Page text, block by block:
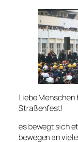
Liebe
Straßenfest!
es bewegt sich
bewegen an